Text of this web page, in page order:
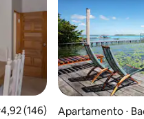
de uma avaliação média
4,92 (146)
Apartamento ⋅